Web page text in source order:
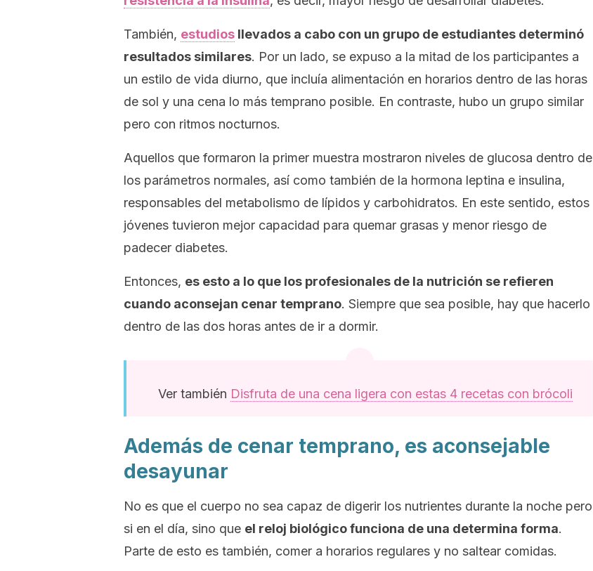
También, estudios llevados a cabo con un grupo de estudiantes determinó
resultados similares. Por un lado, se expuso a la mitad de los participantes a
un estilo de vida diurno, que incluía alimentación en horarios dentro de las horas
de sol y una cena lo más temprano posible. En contraste, hubo un grupo similar
pero con ritmos nocturnos.
Aquellos que formaron la primer muestra mostraron niveles de glucosa dentro de
los parámetros normales, así como también de la hormona leptina e insulina,
responsables del metabolismo de lípidos y carbohidratos. En este sentido, estos
jóvenes tuvieron mejor capacidad para quemar grasas y menor riesgo de
padecer diabetes.
Entonces, es esto a lo que los profesionales de la nutrición se refieren
cuando aconsejan cenar temprano. Siempre que sea posible, hay que hacerlo
dentro de las dos horas antes de ir a dormir.
Ver también Disfruta de una cena ligera con estas 4 recetas con brócoli
Además de cenar temprano, es aconsejable
desayunar
No es que el cuerpo no sea capaz de digerir los nutrientes durante la noche pero
si en el día, sino que el reloj biológico funciona de una determina forma.
Parte de esto es también, comer a horarios regulares y no saltear comidas.